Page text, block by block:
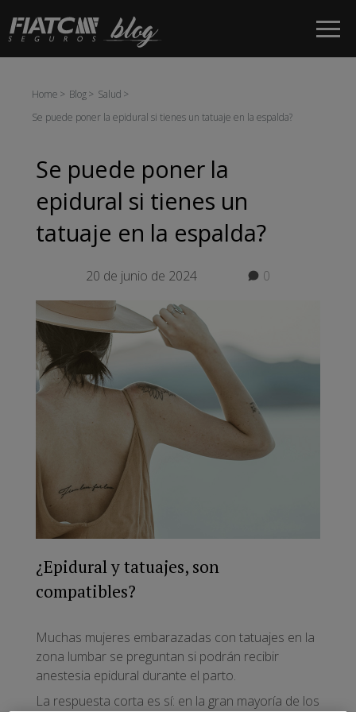
Saltar al contenido principal
Home Blog
Salud
Se puede poner la epidural si tienes un tatuaje en la espalda?
Se puede poner la
epidural si tienes un
tatuaje en la espalda?
20 de junio de 2024 0
¿Epidural y tatuajes, son
compatibles?
Muchas mujeres embarazadas con tatuajes en la
zona lumbar se preguntan si podrán recibir
anestesia epidural durante el parto.
La respuesta corta es sí: en la gran mayoría de los